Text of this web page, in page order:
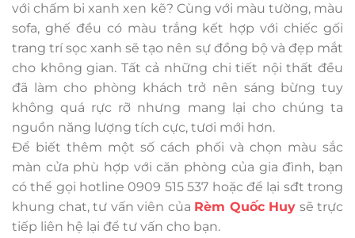
với chấm bi xanh xen kẽ? Cùng với màu tường, màu
sofa, ghế đều có màu trắng kết hợp với chiếc gối
trang trí sọc xanh sẽ tạo nên sự đồng bộ và đẹp mắt
cho không gian. Tất cả những chi tiết nội thất đều
đã làm cho phòng khách trở nên sáng bừng tuy
không quá rực rỡ nhưng mang lại cho chúng ta
nguồn năng lượng tích cực, tươi mới hơn.
Để biết thêm một số cách phối và chọn màu sắc
màn cửa phù hợp với căn phòng của gia đình, bạn
có thể gọi hotline 0909 515 537 hoặc để lại sđt trong
khung chat, tư vấn viên của Rèm Quốc Huy sẽ trực
tiếp liên hệ lại để tư vấn cho bạn.